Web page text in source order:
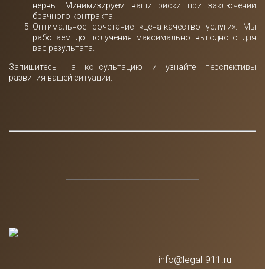
нервы. Минимизируем ваши риски при заключении
брачного контракта.
Оптимальное сочетание «цена-качество услуги». Мы
работаем до получения максимально выгодного для
вас результата.
Запишитесь на консультацию и узнайте перспективы
развития вашей ситуации.
info@legal-911.ru